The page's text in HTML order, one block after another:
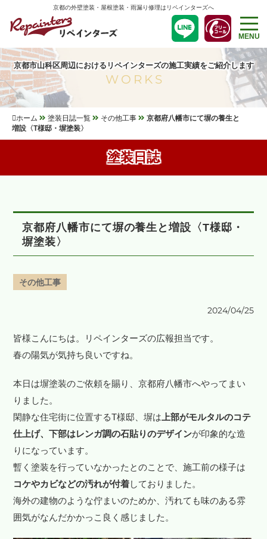
京都の外壁塗装・屋根塗装・雨漏り修理はリペインターズへ
MENU
京都市山科区周辺におけるリペインターズの施工実績をご紹介します
WORKS
ホーム 塗装日誌一覧 その他工事
京都府八幡市にて塀の養生と
増設〈T様邸・塀塗装〉
塗装日誌
京都府八幡市にて塀の養生と増設〈T様邸・
塀塗装〉
その他工事
2024/04/25
皆様こんにちは。リペインターズの広報担当です。
春の陽気が気持ち良いですね。
本日は塀塗装のご依頼を賜り、京都府八幡市へやってまい
りました。
閑静な住宅街に位置するT様邸、塀は 上部がモルタルのコテ
仕上げ、下部はレンガ調の石貼りのデザインが印象的な造
りになっています。
暫く塗装を行っていなかったとのことで、施工前の様子は
コケやカビなどの汚れが付着しておりました。
海外の建物のような佇まいのためか、汚れても味のある雰
囲気がなんだかかっこ良く感じました。